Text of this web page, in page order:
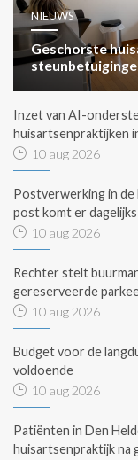
NIEUWS
Geschorste
Inzet van AI-
huisartsenpraktijken
10 aug 2026
Postverwerking in de
post komt er dagelijks
10 aug 2026
Rechter stelt
gereserveerde
10 aug 2026
Budget voor de
voldoende
10 aug 2026
Patiënten in Den
huisartsenpraktijk na